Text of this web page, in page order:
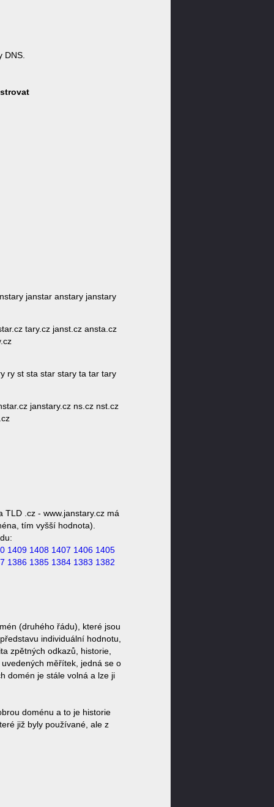
DNS.
janstar anstary janstary
tary.cz janst.cz ansta.cz
ry st sta star stary ta tar tary
janstary.cz ns.cz nst.cz
.cz - www.janstary.cz má
tím vyšší hodnota).
1409 1408 1407 1406 1405
1386 1385 1384 1383 1382
(druhého řádu), které jsou
individuální hodnotu,
zpětných odkazů, historie,
měřítek, jedná se o
domén je stále volná a lze ji
doménu a to je historie
již byly používané, ale z